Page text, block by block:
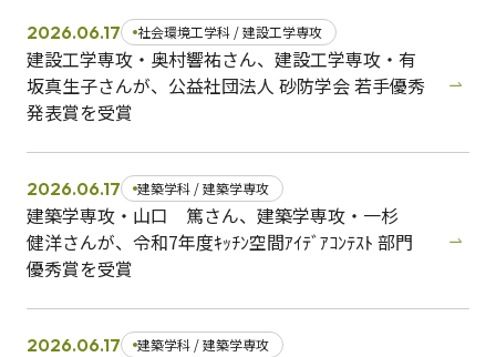
2026.06.17 社会環境工学科 / 建設工学専攻
建設工学専攻・奥村響祐さん、建設工学専攻・有
坂真生子さんが、公益社団法人 砂防学会 若手優秀
発表賞を受賞
2026.06.17 建築学科 / 建築学専攻
建築学専攻・山口 篤さん、建築学専攻・一杉
健洋さんが、令和7年度ｷｯﾁﾝ空間ｱｲﾃﾞｱｺﾝﾃｽﾄ 部門
優秀賞を受賞
2026.06.17 建築学科 / 建築学専攻